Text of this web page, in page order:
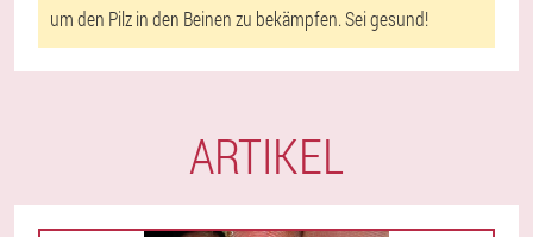
um den Pilz in den Beinen zu bekämpfen. Sei gesund!
ARTIKEL